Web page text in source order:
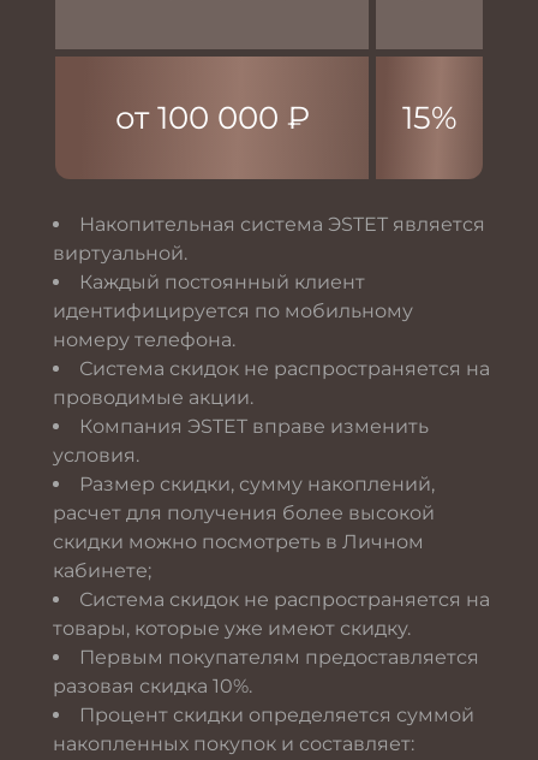
от 100 000 ₽ 15%
Накопительная система ЭSTET является
виртуальной.
Каждый постоянный клиент
идентифицируется по мобильному
номеру телефона.
Система скидок не распространяется на
проводимые акции.
Компания ЭSTET вправе изменить
условия.
Размер скидки, сумму накоплений,
расчет для получения более высокой
скидки можно посмотреть в Личном
кабинете;
Система скидок не распространяется на
товары, которые уже имеют скидку.
Первым покупателям предоставляется
разовая скидка 10%.
Процент скидки определяется суммой
накопленных покупок и составляет: